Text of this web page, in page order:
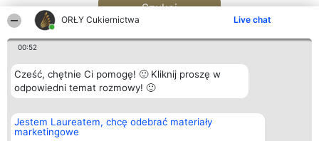
ORŁY Cukiernictwa Live chat
00:52
Cześć, chętnie Ci pomogę! 🙂 Kliknij proszę w
odpowiedni temat rozmowy! 🙂
Jestem Laureatem, chcę odebrać materiały
marketingowe
Szukaj
Organizator plebiscytu
Bright Side Solutions sp. z o.
o. sp. k.
Plebiscyt
Laureaci
Kontakt
Kontakt